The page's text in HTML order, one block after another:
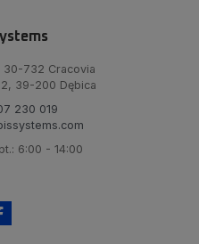
30-732 Cracovia
39-200 Dębica
230 019
6:00 - 14:00